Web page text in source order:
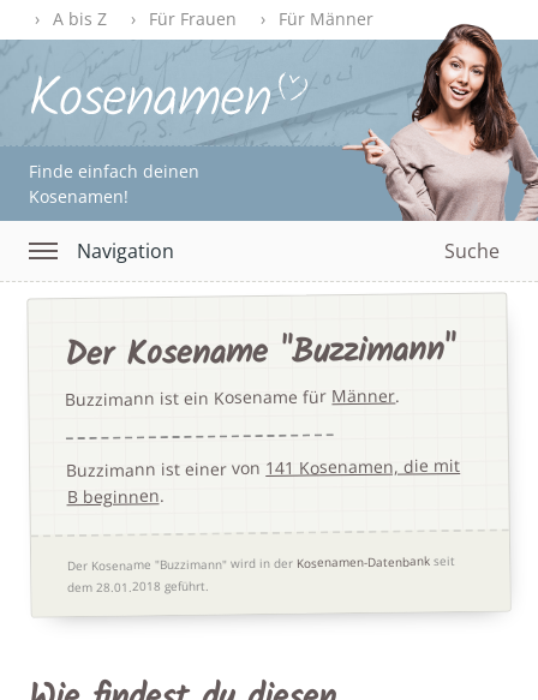
A bis Z Für Frauen Für Männer
Finde einfach deinen
Kosenamen!
Navigation Suche
Der Kosename "Buzzimann"
Buzzimann ist ein Kosename fürMänner.
Buzzimann ist einer von 141 Kosenamen, die mit
B beginnen.
Der Kosename "Buzzimann" wird in der Kosenamen-Datenbank seit
dem 28.01.2018 geführt.